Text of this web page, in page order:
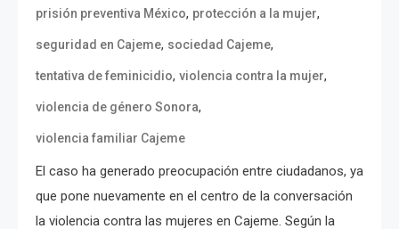
prisión preventiva México, protección a la mujer,
seguridad en Cajeme, sociedad Cajeme,
tentativa de feminicidio, violencia contra la mujer,
violencia de género Sonora,
violencia familiar Cajeme
El caso ha generado preocupación entre ciudadanos, ya
que pone nuevamente en el centro de la conversación
la violencia contra las mujeres en Cajeme. Según la